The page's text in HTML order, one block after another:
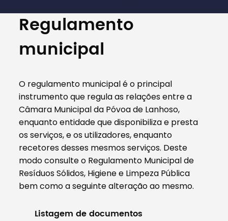
Tipo de conteúdo
Filtros
Regulamento
municipal
O regulamento municipal é o principal
instrumento que regula as relações entre a
Câmara Municipal da Póvoa de Lanhoso,
enquanto entidade que disponibiliza e presta
os serviços, e os utilizadores, enquanto
recetores desses mesmos serviços. Deste
modo consulte o Regulamento Municipal de
Resíduos Sólidos, Higiene e Limpeza Pública
bem como a seguinte alteração ao mesmo.
Listagem de documentos